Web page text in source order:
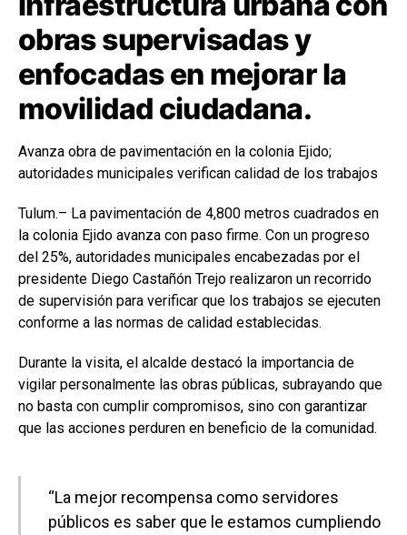
obras supervisadas y
enfocadas en mejorar la
movilidad ciudadana.
Avanza obra de pavimentación en la colonia Ejido;
autoridades municipales verifican calidad de los trabajos
Tulum.– La pavimentación de 4,800 metros cuadrados en
la colonia Ejido avanza con paso firme. Con un progreso
del 25%, autoridades municipales encabezadas por el
presidente Diego Castañón Trejo realizaron un recorrido
de supervisión para verificar que los trabajos se ejecuten
conforme a las normas de calidad establecidas.
Durante la visita, el alcalde destacó la importancia de
vigilar personalmente las obras públicas, subrayando que
no basta con cumplir compromisos, sino con garantizar
que las acciones perduren en beneficio de la comunidad.
“La mejor recompensa como servidores
públicos es saber que le estamos cumpliendo